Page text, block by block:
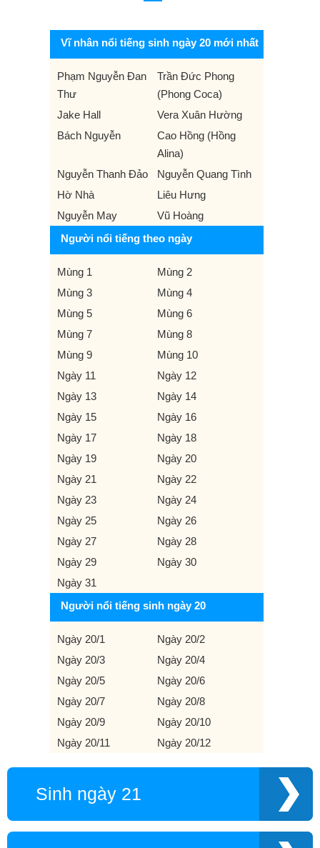
Vĩ nhân nổi tiếng sinh ngày 20 mới nhất
Phạm Nguyễn Đan
Thư
Trần Đức Phong
(Phong Coca)
Jake Hall
Vera Xuân Hường
Bách Nguyễn
Cao Hồng (Hồng
Alina)
Nguyễn Thanh Đảo
Nguyễn Quang Tình
Hờ Nhà
Liêu Hưng
Nguyễn May
Vũ Hoàng
Người nổi tiếng theo ngày
Mùng 1
Mùng 2
Mùng 3
Mùng 4
Mùng 5
Mùng 6
Mùng 7
Mùng 8
Mùng 9
Mùng 10
Ngày 11
Ngày 12
Ngày 13
Ngày 14
Ngày 15
Ngày 16
Ngày 17
Ngày 18
Ngày 19
Ngày 20
Ngày 21
Ngày 22
Ngày 23
Ngày 24
Ngày 25
Ngày 26
Ngày 27
Ngày 28
Ngày 29
Ngày 30
Ngày 31
Người nổi tiếng sinh ngày 20
Ngày 20/1
Ngày 20/2
Ngày 20/3
Ngày 20/4
Ngày 20/5
Ngày 20/6
Ngày 20/7
Ngày 20/8
Ngày 20/9
Ngày 20/10
Ngày 20/11
Ngày 20/12
Sinh ngày 21